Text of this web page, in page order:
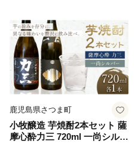
祝除く)》鹿児島県 さつま町
スキンケアセット 温泉 送料
無料
鹿児島県さつま町
小牧醸造 芋焼酎2本セット 薩
摩心酔力三 720ml 一尚シルバ